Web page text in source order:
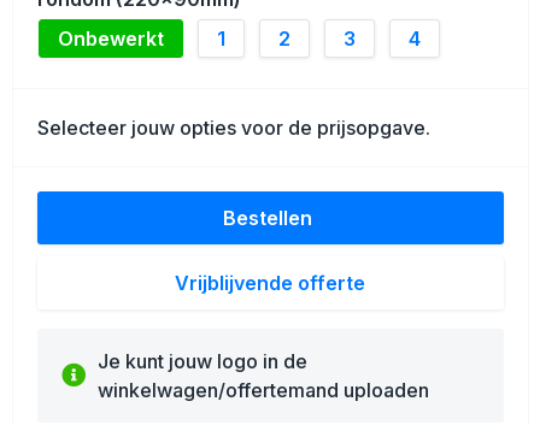
Onbewerkt
1 2 3 4
Selecteer jouw opties voor de prijsopgave.
Bestellen
Vrijblijvende offerte
Je kunt jouw logo in de
winkelwagen/offertemand uploaden